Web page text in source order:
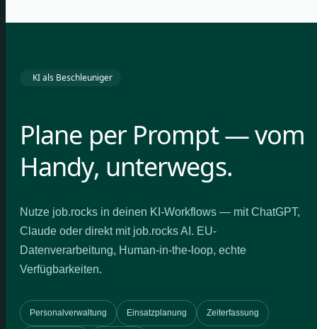
KI als Beschleuniger
Plane per Prompt — vom
Handy, unterwegs.
Nutze job.rocks in deinen KI-Workflows — mit ChatGPT,
Claude oder direkt mit job.rocks AI. EU-
Datenverarbeitung, Human-in-the-loop, echte
Verfügbarkeiten.
Personalverwaltung Einsatzplanung Zeiterfassung